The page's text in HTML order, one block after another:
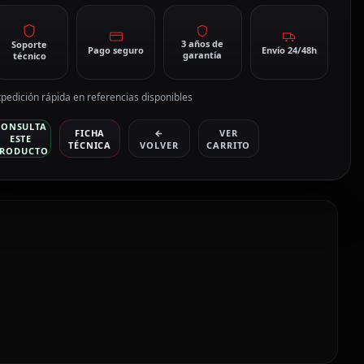
Soporte
técnico
Pago seguro
3 años de
garantía
Envío 24/48h
rápida en referencias disponibles
ESTE
FICHA
TÉCNICA
←
VOLVER
VER
CARRITO